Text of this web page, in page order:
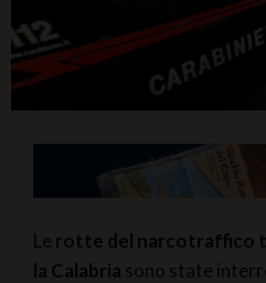
Le rotte del narcotraffico
la Calabria sono state